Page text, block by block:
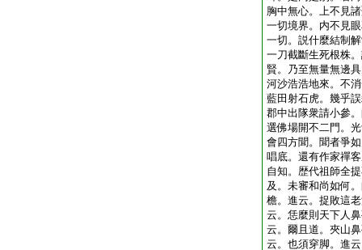
胸中無心。上不見
一切境界。内不見
一切。説什麼結制
一刀截斷生死根株
賢。乃至無量無邊
河沙浩浩地來。不
藍田射石虎。幾乎
郡中出隊衆請小參
選佛場開不二門。
會四方聞。聞者爭
唱底。還有作家禪
自知。歴代祖師全
及。未審和尚如何
檐。進云。捉敗這
云。恁麼則天下人
云。爾且道。夾山
云。也須穿脚。進